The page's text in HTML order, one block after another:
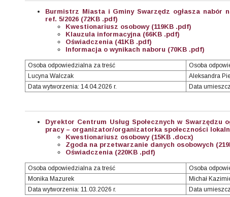
Burmistrz Miasta i Gminy Swarzędz ogłasza nabór
ref. 5/2026 (72KB .pdf)
Kwestionariusz osobowy (119KB .pdf)
Klauzula informacyjna (66KB .pdf)
Oświadczenia (41KB .pdf)
Informacja o wynikach naboru (70KB .pdf)
Osoba odpowiedzialna za treść
Osoba
Lucyna Walczak
Aleksandra
Data wytworzenia: 14.04.2026 r.
Data
Dyrektor Centrum Usług Społecznych w Swarzędzu
pracy – organizator/organizatorka społeczności
Kwestionariusz osobowy (15KB .docx)
Zgoda na przetwarzanie danych osobowych
Oświadczenia (220KB .pdf)
Osoba odpowiedzialna za treść
Osoba
Monika Mazurek
Michał
Data wytworzenia: 11.03.2026 r.
Data